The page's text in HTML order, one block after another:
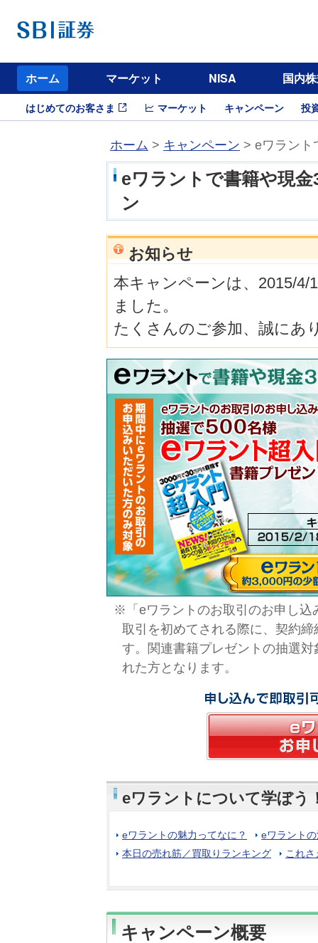
ホーム マーケット NISA 国内
はじめてのお客さま マーケット キャンペーン 投
ホーム > キャンペーン > eワラント
eワラントで書籍や現
ン
お知らせ
本キャンペーンは、2015/4/
ました。
たくさんのご参加、誠にあ
※「eワラントのお取引のお申し込
取引を初めてされる際に、契約
す。関連書籍プレゼントの抽選
れた方となります。
eワラントについて学ぼう
eワラントの魅力ってなに？
eワラント
本日の売れ筋／買取りランキング
これ
キャンペーン概要